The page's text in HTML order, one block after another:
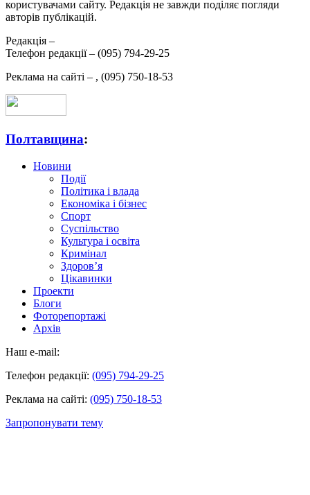
користувачами сайту. Редакція не завжди поділяє погляди
авторів публікацій.
Редакція –
Телефон редакції – (095) 794-29-25
Реклама на сайті – , (095) 750-18-53
Полтавщина:
Новини
Події
Політика і влада
Економіка і бізнес
Спорт
Суспільство
Культура і освіта
Кримінал
Здоров’я
Цікавинки
Проекти
Блоги
Фоторепортажі
Архів
Наш e-mail:
Телефон редакції: (095) 794-29-25
Реклама на сайті: (095) 750-18-53
Запропонувати тему